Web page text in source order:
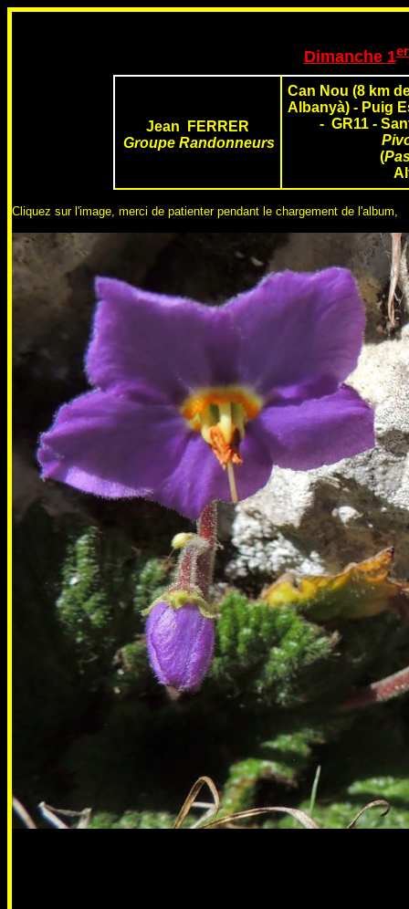
Dimanche 1er
Jean FERRER
Groupe Randonneurs
Can Nou (8 km
Albanyà) - Puig
- GR11 -
(
Cliquez sur l'image, merci de patienter pendant le chargement de l'album,